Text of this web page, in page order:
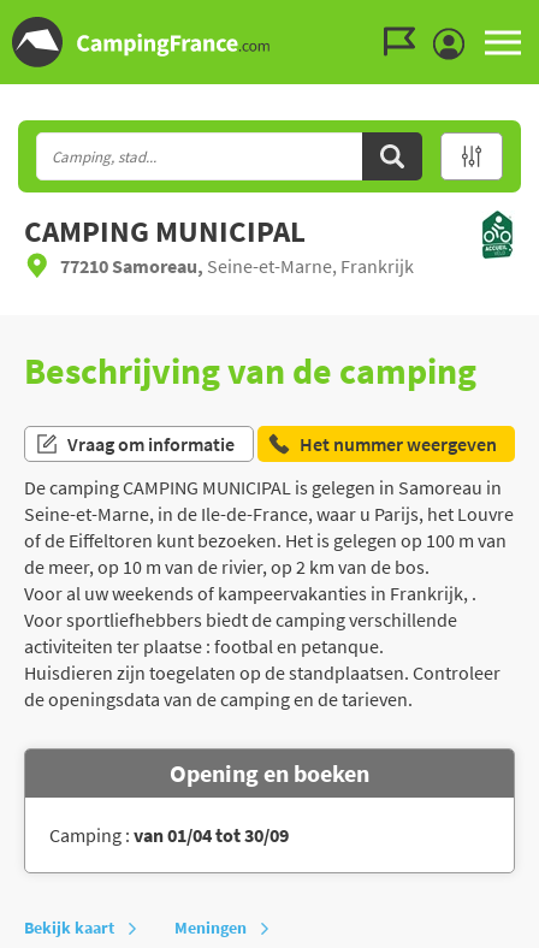
CAMPING MUNICIPAL
77210 Samoreau, Seine-et-Marne, Frankrijk
Beschrijving van de camping
Vraag om informatie
Het nummer weergeven
De camping CAMPING MUNICIPAL is gelegen in Samoreau in
Seine-et-Marne, in de Ile-de-France, waar u Parijs, het Louvre
of de Eiffeltoren kunt bezoeken. Het is gelegen op 100 m van
de meer, op 10 m van de rivier, op 2 km van de bos.
Voor al uw weekends of kampeervakanties in Frankrijk, .
Voor sportliefhebbers biedt de camping verschillende
activiteiten ter plaatse : footbal en petanque.
Huisdieren zijn toegelaten op de standplaatsen. Controleer
de openingsdata van de camping en de tarieven.
Opening en boeken
Camping : van 01/04 tot 30/09
Bekijk kaart Meningen